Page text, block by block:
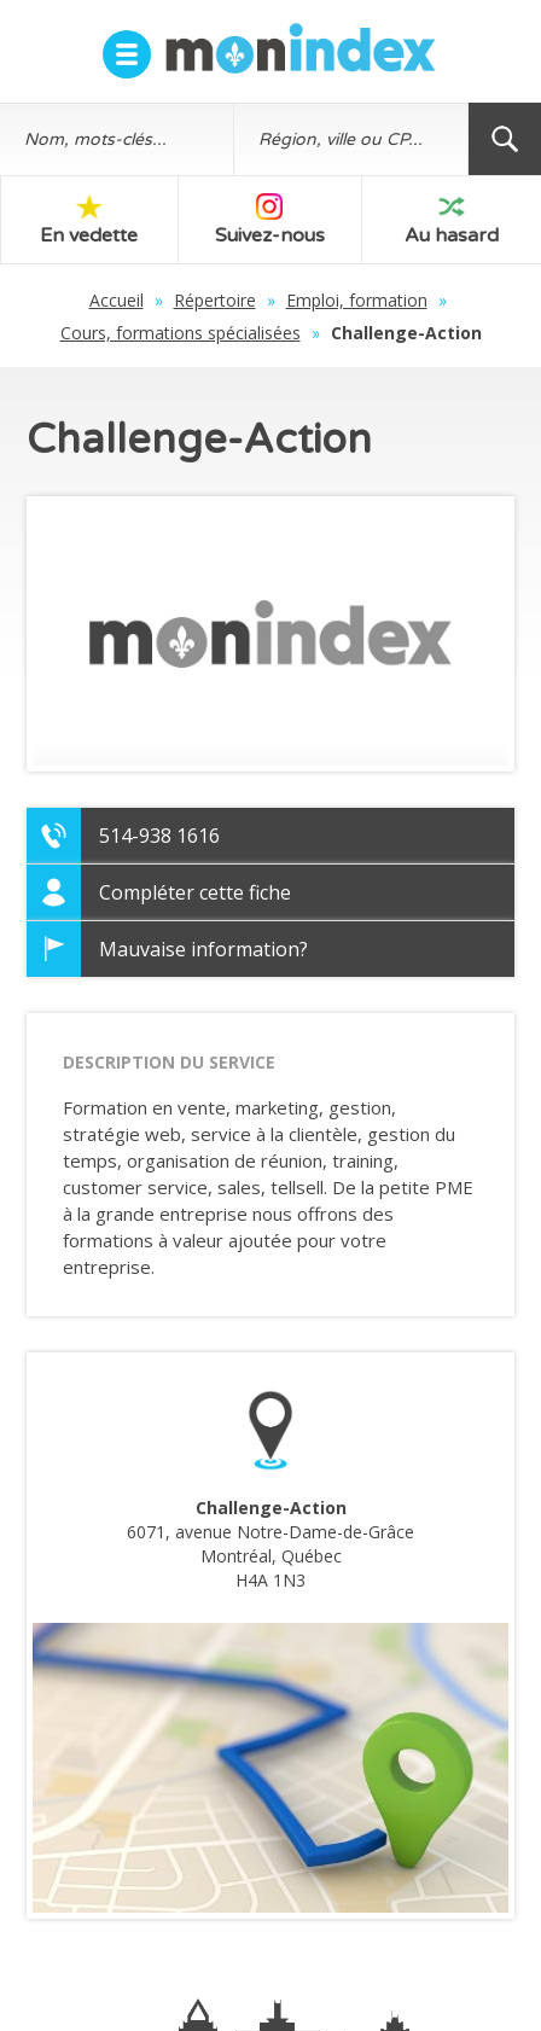
En vedette Suivez-nous Au hasard
Accueil » Répertoire » Emploi, formation »
Cours, formations spécialisées » Challenge-Action
Challenge-Action
514-938 1616
Compléter cette fiche
Mauvaise information?
DESCRIPTION DU SERVICE
Formation en vente, marketing, gestion,
stratégie web, service à la clientèle, gestion du
temps, organisation de réunion, training,
customer service, sales, tellsell. De la petite PME
à la grande entreprise nous offrons des
formations à valeur ajoutée pour votre
entreprise.
Challenge-Action
6071, avenue Notre-Dame-de-Grâce
Montréal, Québec
H4A 1N3